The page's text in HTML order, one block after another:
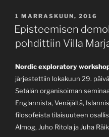
JULKAISTU
1 MARRASKUUN, 2016
Episteemisen
pohdittiin Villa
Nordic exploratory
järjestettiin lokakuun 29.
Setälän organisoiman
Englannista, Venäjältä,
filosofeista tilaisuuteen
Almog, Juho Ritola ja Juha